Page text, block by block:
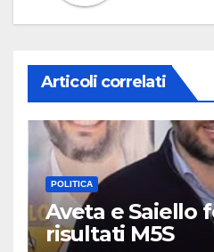
Articoli correlati
POLITICA
Aveta e Saiello
risultati M5S